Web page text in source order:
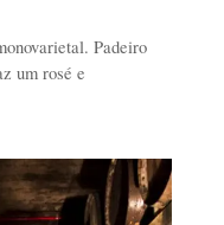
Padeiro
um rosé e